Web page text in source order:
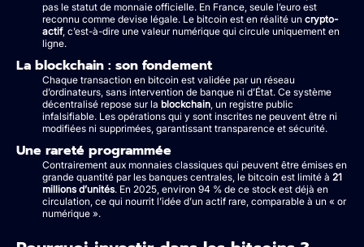
pas le statut de monnaie officielle. En France, seule l’euro est
reconnu comme devise légale. Le bitcoin est en réalité un crypto-
actif, c’est-à-dire une valeur numérique qui circule uniquement en
ligne.
La blockchain : son fondement
Chaque transaction en bitcoin est validée par un réseau
d’ordinateurs, sans intervention de banque ni d’État. Ce système
décentralisé repose sur la blockchain, un registre public
infalsifiable. Les opérations qui y sont inscrites ne peuvent être ni
modifiées ni supprimées, garantissant transparence et sécurité.
Une rareté programmée
Contrairement aux monnaies classiques qui peuvent être émises en
grande quantité par les banques centrales, le bitcoin est limité à 21
millions d’unités. En 2025, environ 94 % de ce stock est déjà en
circulation, ce qui nourrit l’idée d’un actif rare, comparable à un « or
numérique ».